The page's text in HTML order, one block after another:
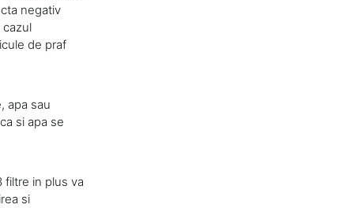
negativ
cazul
de praf
apa sau
si apa se
filtre in plus va
si